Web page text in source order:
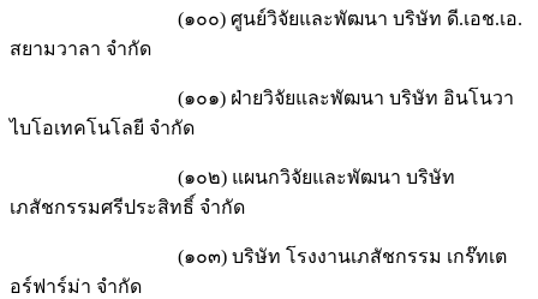
(๑๐๐) ศูนย์วิจัยและพัฒนา บริษัท ดี.เอช.เอ.
สยามวาลา จำกัด
(๑๐๑) ฝ่ายวิจัยและพัฒนา บริษัท อินโนวา
ไบโอเทคโนโลยี จำกัด
(๑๐๒) แผนกวิจัยและพัฒนา บริษัท
เภสัชกรรมศรีประสิทธิ์ จำกัด
(๑๐๓) บริษัท โรงงานเภสัชกรรม เกร๊ทเต
อร์ฟาร์ม่า จำกัด